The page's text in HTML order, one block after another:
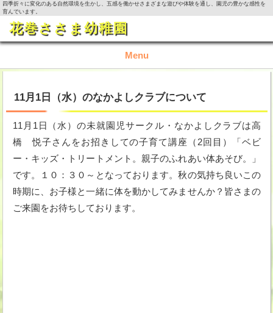
四季折々に変化のある自然環境を生かし、五感を働かせさまざまな遊びや体験を通し、園児の豊かな感性を
育んでいます。
花巻ささま幼稚園
Menu
園の概要
園の生活
入園資料・お問い合わせ
今月の活動
11月1日（水）のなかよしクラブについて
11月1日（水）の未就園児サークル・なかよしクラブは高
橋 悦子さんをお招きしての子育て講座（2回目）「ベビ
ー・キッズ・トリートメント。親子のふれあい体あそび。」
です。１０：３０～となっております。秋の気持ち良いこの
時期に、お子様と一緒に体を動かしてみませんか？皆さまの
ご来園をお待ちしております。